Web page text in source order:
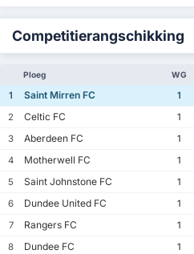
Competitierangschikking
Ploeg WG
1 Saint Mirren FC 1
2
Celtic FC 1
3
Aberdeen FC 1
4
Motherwell FC 1
5
Saint Johnstone FC 1
6
Dundee United FC 1
7
Rangers FC 1
8
Dundee FC 1